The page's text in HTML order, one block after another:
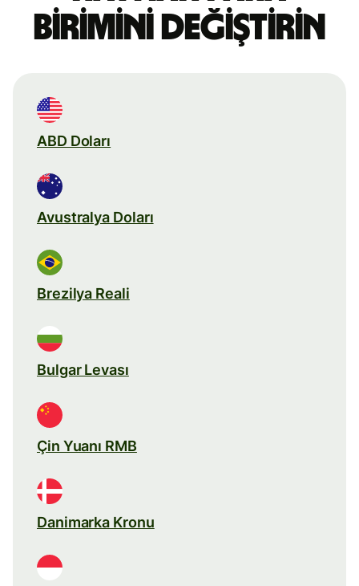
birimini değiştirin
ABD Doları
Avustralya Doları
Brezilya Reali
Bulgar Levası
Çin Yuanı RMB
Danimarka Kronu